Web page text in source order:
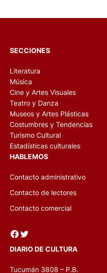
SECCIONES
Literatura
Música
Cine y Artes Visuales
Teatro y Danza
Museos y Artes Plásticas
Costumbres y Tendencias
Turismo Cultural
Estadísticas culturales
HABLEMOS
Contacto administrativo
Contacto de lectores
Contacto comercial
Facebook Twitter
DIARIO DE CULTURA
Tucumán 3808 – P.B.